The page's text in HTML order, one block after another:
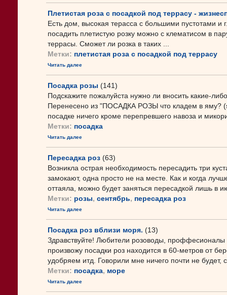
Плетистая роза с посадкой под террасу -
Есть дом, высокая терасса с большими пустотами
посадить плетистую розку можно с клематисом в
террасы. Сможет ли розка в таких ...
Метки: плетистая роза с посадкой под террасу
Читать далее
Посадка розы (141)
Подскажите пожалуйста нужно ли вносить какие-
Перенесено из "ПОСАДКА РОЗЫ что кладем в яму?
посадке ничего кроме перепревшего навоза и
Метки: посадка
Читать далее
Пересадка роз (63)
Возникла острая необходимость пересадить три
замокают, одна просто не на месте. Как и когда
оттаяла, можно будет заняться пересадкой лишь в
Метки: розы, сентябрь, пересадка роз
Читать далее
Посадка роз вблизи моря. (13)
Здравствуйте! Любители розоводы, проффесионалы
произвожу посадки роз находится в 60-метров от
удобряем итд. Говорили мне ничего почти не будет,
Метки: посадка, море
Читать далее